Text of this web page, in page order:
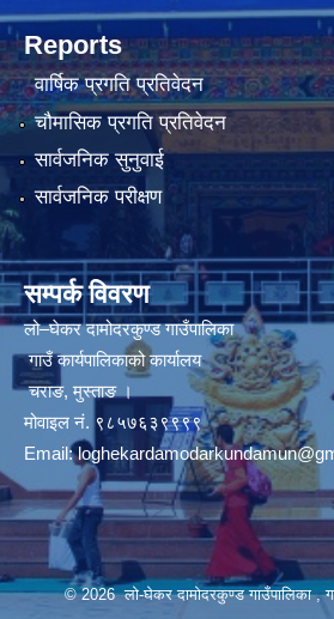
Reports
वार्षिक प्रगति प्रतिवेदन
चौमासिक प्रगति प्रतिवेदन
सार्वजनिक सुनुवाई
सार्वजनिक परीक्षण
सम्पर्क विवरण
लो–घेकर दामोदरकुण्ड गाउँपालिका
गाउँ कार्यपालिकाको कार्यालय
चराङ, मुस्ताङ ।
मोवाइल नं. ९८५७६३९९९९
Email:
© 2026 लो-घेकर दामोदरकुण्ड गाउँपालिका ,